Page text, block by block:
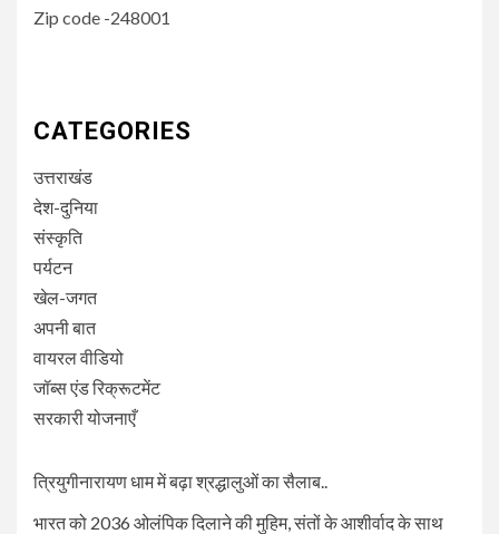
Zip code -248001
CATEGORIES
उत्तराखंड
देश-दुनिया
संस्कृति
पर्यटन
खेल-जगत
अपनी बात
वायरल वीडियो
जॉब्स एंड रिक्रूटमेंट
सरकारी योजनाएँ
त्रियुगीनारायण धाम में बढ़ा श्रद्धालुओं का सैलाब..
भारत को 2036 ओलंपिक दिलाने की मुहिम, संतों के आशीर्वाद के साथ